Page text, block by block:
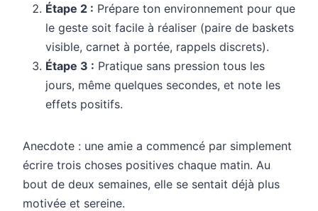
Étape 2 : Prépare ton environnement pour que
le geste soit facile à réaliser (paire de baskets
visible, carnet à portée, rappels discrets).
Étape 3 : Pratique sans pression tous les
jours, même quelques secondes, et note les
effets positifs.
Anecdote : une amie a commencé par simplement
écrire trois choses positives chaque matin. Au
bout de deux semaines, elle se sentait déjà plus
motivée et sereine.